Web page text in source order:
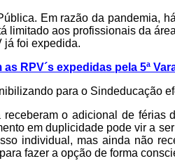
Em razão da pandemia,
limitado aos profissionais da
já foi expedida.
RPV´s expedidas pela 5ª
para o Sindeducação
o adicional de
em duplicidade pode vir a
individual, mas ainda não
fazer a opção de forma